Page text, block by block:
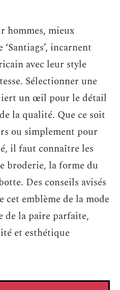
hommes, mieux
incarnent
avec leur style
Sélectionner une
un œil pour le détail
la qualité. Que ce soit
ou simplement pour
il faut connaître les
broderie, la forme du
Des conseils avisés
cet emblème de la mode
de la paire parfaite,
et esthétique